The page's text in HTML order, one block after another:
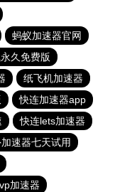
蚂蚁加速器官网
久免费版
纸飞机加速器
快连加速器app
快连lets加速器
速器七天试用
加速器